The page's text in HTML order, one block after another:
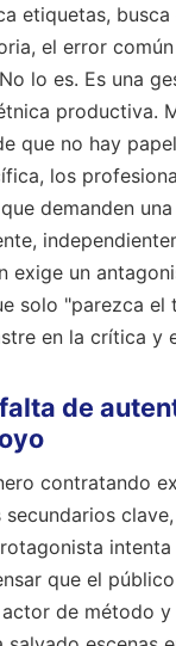
etiquetas, busca
el error
lo es. Es una
productiva.
que no hay
los
demanden
exige un
solo "parezca el
en la crítica y
de
contratando
intenta
que el
de método y